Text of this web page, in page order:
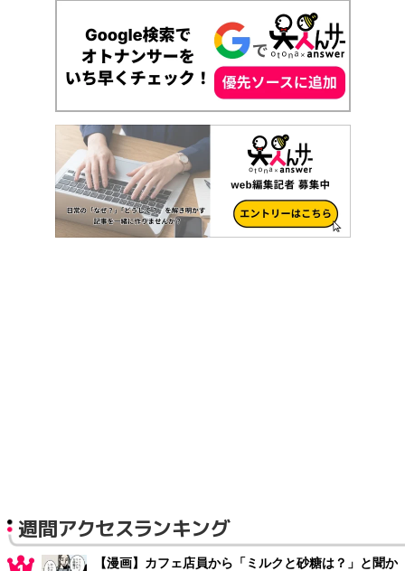
週間アクセスランキング
【漫画】カフェ店員から「ミルクと砂糖は？」と聞か